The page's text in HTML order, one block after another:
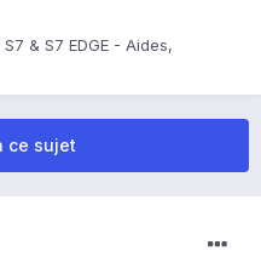
& S7 EDGE - Aides,
ce sujet